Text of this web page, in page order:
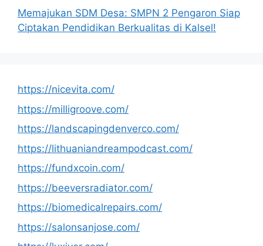
Memajukan SDM Desa: SMPN 2 Pengaron Siap
Ciptakan Pendidikan Berkualitas di Kalsel!
https://nicevita.com/
https://milligroove.com/
https://landscapingdenverco.com/
https://lithuaniandreampodcast.com/
https://fundxcoin.com/
https://beeversradiator.com/
https://biomedicalrepairs.com/
https://salonsanjose.com/